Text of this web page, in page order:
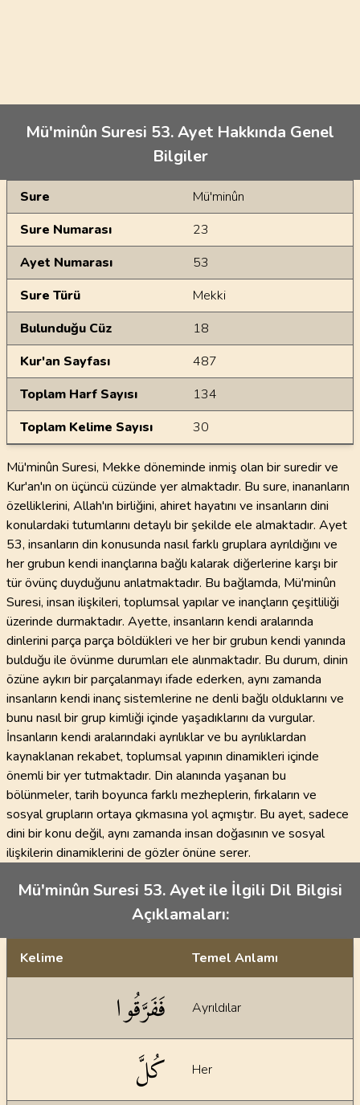
Mü'minûn Suresi 53. Ayet Hakkında Genel
Bilgiler
Genel Bilgiler
Sure
Mü'minûn
Sure Numarası
23
Ayet Numarası
53
Sure Türü
Mekki
Bulunduğu Cüz
18
Kur'an Sayfası
487
Toplam Harf Sayısı
134
Toplam Kelime Sayısı
30
Mü'minûn Suresi, Mekke döneminde inmiş olan bir suredir ve
Kur'an'ın on üçüncü cüzünde yer almaktadır. Bu sure, inananların
özelliklerini, Allah'ın birliğini, ahiret hayatını ve insanların dini
konulardaki tutumlarını detaylı bir şekilde ele almaktadır. Ayet
53, insanların din konusunda nasıl farklı gruplara ayrıldığını ve
her grubun kendi inançlarına bağlı kalarak diğerlerine karşı bir
tür övünç duyduğunu anlatmaktadır. Bu bağlamda, Mü'minûn
Suresi, insan ilişkileri, toplumsal yapılar ve inançların çeşitliliği
üzerinde durmaktadır. Ayette, insanların kendi aralarında
dinlerini parça parça böldükleri ve her bir grubun kendi yanında
bulduğu ile övünme durumları ele alınmaktadır. Bu durum, dinin
özüne aykırı bir parçalanmayı ifade ederken, aynı zamanda
insanların kendi inanç sistemlerine ne denli bağlı olduklarını ve
bunu nasıl bir grup kimliği içinde yaşadıklarını da vurgular.
İnsanların kendi aralarındaki ayrılıklar ve bu ayrılıklardan
kaynaklanan rekabet, toplumsal yapının dinamikleri içinde
önemli bir yer tutmaktadır. Din alanında yaşanan bu
bölünmeler, tarih boyunca farklı mezheplerin, fırkaların ve
sosyal grupların ortaya çıkmasına yol açmıştır. Bu ayet, sadece
dini bir konu değil, aynı zamanda insan doğasının ve sosyal
ilişkilerin dinamiklerini de gözler önüne serer.
Mü'minûn Suresi 53. Ayet ile İlgili Dil Bilgisi
Açıklamaları:
Kelime Temel Anlamı
فَفَرَّقُوا Ayrıldılar
كُلَّ Her